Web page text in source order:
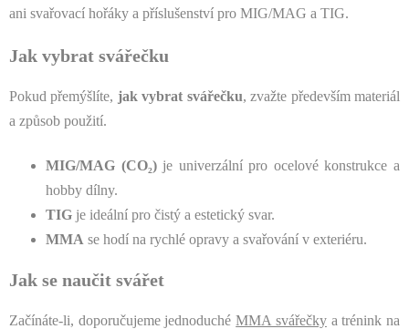
ani svařovací hořáky a příslušenství pro MIG/MAG a TIG.
Jak vybrat svářečku
Pokud přemýšlíte, jak vybrat svářečku, zvažte především materiál
a způsob použití.
MIG/MAG (CO₂)je univerzální pro ocelové konstrukce a
hobby dílny.
TIG je ideální pro čistý a estetický svar.
MMA se hodí na rychlé opravy a svařování v exteriéru.
Jak se naučit svářet
Začínáte-li, doporučujeme jednoduchéMMA svářečkya trénink na